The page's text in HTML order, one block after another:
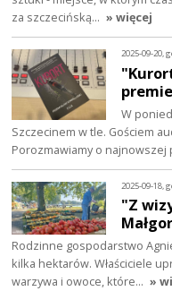
za szczecińską… » więcej
2025-09-20,
W
Szczecinem w tle. Gościem
Porozmawiamy o
2025-09-18,
"Z
Rodzinne gospodarstwo
kilka hektarów. Właściciele
warzywa i owoce, które… »